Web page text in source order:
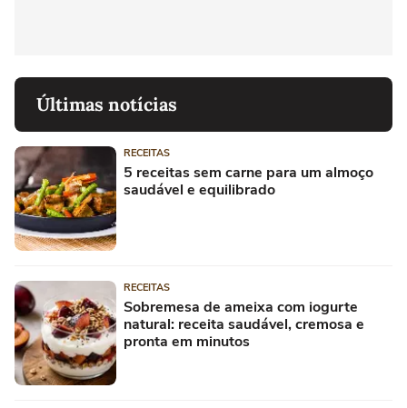
Últimas notícias
RECEITAS
5 receitas sem carne para um almoço
saudável e equilibrado
RECEITAS
Sobremesa de ameixa com iogurte
natural: receita saudável, cremosa e
pronta em minutos